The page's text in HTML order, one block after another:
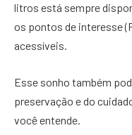
litros está sempre
os pontos de interesse
acessíveis.
Esse sonho também
preservação e do
você entende.